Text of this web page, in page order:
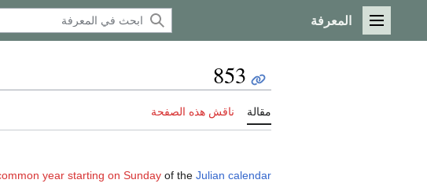
القائمة الرئيسية
المعرفة
853
مقالة ناقش هذه الصفحة
year starting on Sunday of the Julian calendar